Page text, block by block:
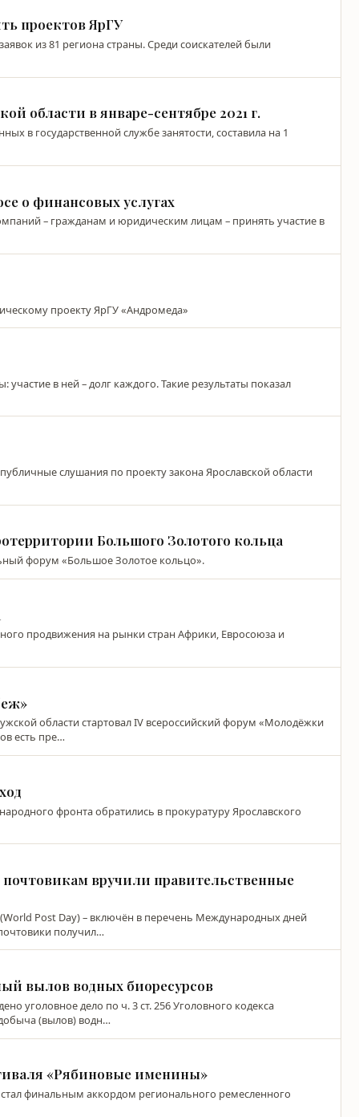
проектов ЯрГУ
из 81 региона страны. Среди соискателей были
области в январе-сентябре 2021 г.
в государственной службе занятости, составила на 1
о финансовых услугах
– гражданам и юридическим лицам – принять участие в
проекту ЯрГУ «Андромеда»
в ней – долг каждого. Такие результаты показал
слушания по проекту закона Ярославской области
Большого Золотого кольца
форум «Большое Золотое кольцо».
продвижения на рынки стран Африки, Евросоюза и
области стартовал IV всероссийский форум «Молодёжки
есть пре…
фронта обратились в прокуратуру Ярославского
вручили правительственные
Post Day) – включён в перечень Международных дней
получил…
вылов водных биоресурсов
уголовное дело по ч. 3 ст. 256 Уголовного кодекса
(вылов) водн…
«Рябиновые именины»
финальным аккордом регионального ремесленного